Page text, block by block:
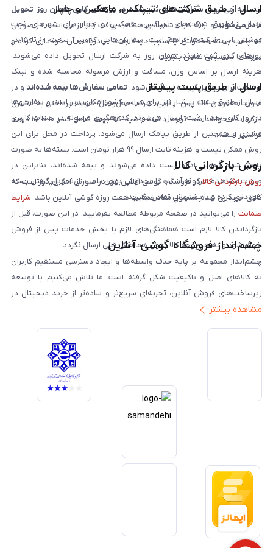
اندیشه می‌شود. سفارش‌های ثبت‌شده در روزهای کاری همان روز تحویل
داده می‌شوندو ارائه کارت شناسایی هنگام دریافت کالا الزامی است. در صورتی
که پلمپ بسته مخدوش یا آسیب دیده باشد، از دریافت آن خودداری کرده و
سریعاً با پشتیبانی تماس بگیرید.
ارسال از طریق شرکت‌های تیپاکس، ماهکس و چاپار
ارسال از طریق شرکت‌های تیپاکس، ماهکس و چاپار برای شهرهای تحت
پوشش این شرکت‌ها فراهم است. سفارش‌هایی که بین ساعت ۱۰ تا ۱۵ در
روزهای کاری ثبت شوند، همان روز به شرکت ارسال تحویل داده می‌شوند.
هزینه ارسال بر اساس وزن، مسافت و ارزش مرسوله محاسبه شده و لینک
پرداخت برای تحویل‌گیرنده ارسال می‌شود. تمامی سفارش‌ها بیمه شده‌اند و در
صورت مفقودی کالا، پس از تایید شرکت حمل‌ونقل، هزینه پرداختی به مشتری
بازگردانده خواهد شد. توجه داشته باشید که بیمه شامل کسر ۱۰ تا ۱۵ درصد
فرانشیز است.
ارسال از طریق پست پیشتاز
ارسال از طریق پست پیشتاز نیز برای سراسر کشور امکان‌پذیر است و سفارش‌ها
در روز کاری بعد از ثبت، ارسال می‌شوند. کد رهگیری مرسوله در حساب کاربری
مشتری و همچنین از طریق پیامک ارسال می‌شود. پرداخت در محل برای این
روش ممکن نیست و هزینه ثابت ارسال ۹۹ هزار تومان است. بسته‌ها به صورت
پلمپ شده تحویل اداره پست داده می‌شوند و بیمه شده‌اند، بنابراین در
صورت مشاهده هرگونه آسیب یا مخدوش بودن پلمپ، از تحویل گرفتن بسته
خودداری کرده و با پشتیبانی تماس بگیرید.
روش بازگردانی کالا
روش بازگردانی کالادر فروشگاه گوشی آنلاین تنها در صورتی امکان‌پذیر است که
کالای خریداری شده مشمول مفاد ضمانت هفت روزه گوشی آنلاین باشد. شرایط
ضمانت را می‌توانید در صفحه مربوطه مطالعه بفرمایید. در این صورت، قبل از
بازگرداندن کالا لازم است هماهنگی‌های لازم با بخش خدمات پس از فروش
انجام شود و به هیچ‌وجه کالا بدون هماهنگی قبلی ارسال نگردد.
چشم‌انداز فروشگاه گوشی آنلاین
چشم‌انداز مجموعه بر پایه حذف واسطه‌ها و ایجاد دسترسی مستقیم کاربران
به کالاهای اصل و باکیفیت شکل گرفته است. ما تلاش می‌کنیم با توسعه
زیرساخت‌های فروش آنلاین، تجربه‌ای سریع‌تر و ساده‌تر از خرید دیجیتال در
ایران ارائه دهیم. تبدیل‌شدن به مرجعی قابل اعتماد برای خرید کالای دیجیتال،
خدمات و به‌روزرسانی مداوم محصولات، مسیر ما را روشن‌تر می‌کند. ما باور
داریم آینده بازار دیجیتال متعلق به کسب‌وکارهایی است که صداقت و شفافیت
را در اولویت قرار می‌دهند. گوشی آنلاین با تکیه بر تجربه و تخصص، با قدرت به
سمت تحقق این چشم‌انداز حرکت می‌کند.
مشاهده بیشتر